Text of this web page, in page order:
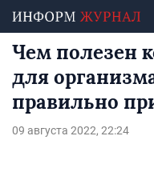
Чем полезен
для
правильно
09 августа 2022, 22:24